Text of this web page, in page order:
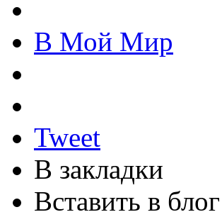
В Мой Мир
Tweet
В закладки
Вставить в блог